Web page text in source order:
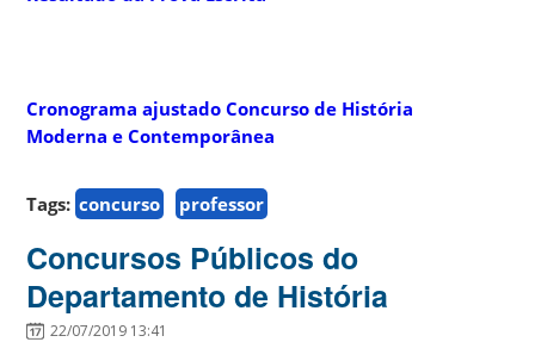
Cronograma ajustado Concurso de História
Moderna e Contemporânea
Tags: concurso professor
Concursos Públicos do
Departamento de História
22/07/2019 13:41